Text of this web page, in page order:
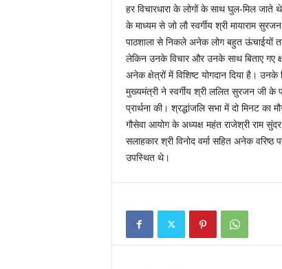
हर विचारधारा के लोगों के साथ घुल-मिल
के माध्यम से जो लौ स्वर्गीय श्री मायाराम
पाठशाला से निकले अनेक लोग बहुत ऊंचाईयों
लेकिन उनके विचार और उनके साथ बिताए गए
अनेक क्षेत्रों में विशिष्ट योगदान दिया है। उनके
मुख्यमंत्री ने स्वर्गीय श्री ललित सुरजन जी के
प्रार्थना की। श्रद्धांजलि सभा में दो मिनट
गौसेवा आयोग के अध्यक्ष महंत राजेश्री राम
सलाहकार श्री विनोद वर्मा सहित अनेक वरिष्ठ
उपस्थित थे।